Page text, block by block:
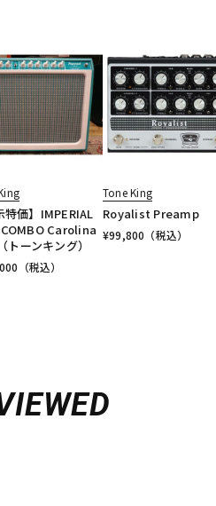
特価】IMPERIAL
Carolina
トーンキング）
（税込）
Tone King
Royalist Preamp
¥99,800 （税込）